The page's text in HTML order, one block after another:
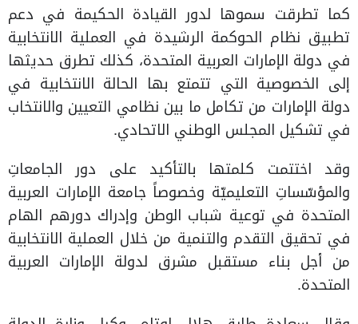
كما تطرقت سموها لدور القيادة الحكيمة في دعم
تطبيق نظام الحوكمة الرشيدة في العملية الانتخابية
في دولة الإمارات العربية المتحدة، كذلك تطرق حديثها
إلى الخصوصية التي تتمتع بها الحالة الانتخابية في
دولة الإمارات من تكامل ما بين نظامي التعيين والانتخاب
في تشكيل المجلس الوطني الاتحادي.
وقد اختتمت كلمتها بالتأكيد على دور الجامعاتِ
والمؤسّساتِ التعليميّة وخصوصاً جامعة الإمارات العربية
المتحدة في توعية شباب الوطن وإدراك دورهم الهام
في تحقيق التقدم والتنمية من خلال العملية الانتخابية
من أجل بناء مستقبل مشرق لدولة الإمارات العربية
المتحدة.